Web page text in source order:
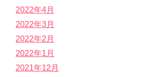
2022年4月
2022年3月
2022年2月
2022年1月
2021年12月